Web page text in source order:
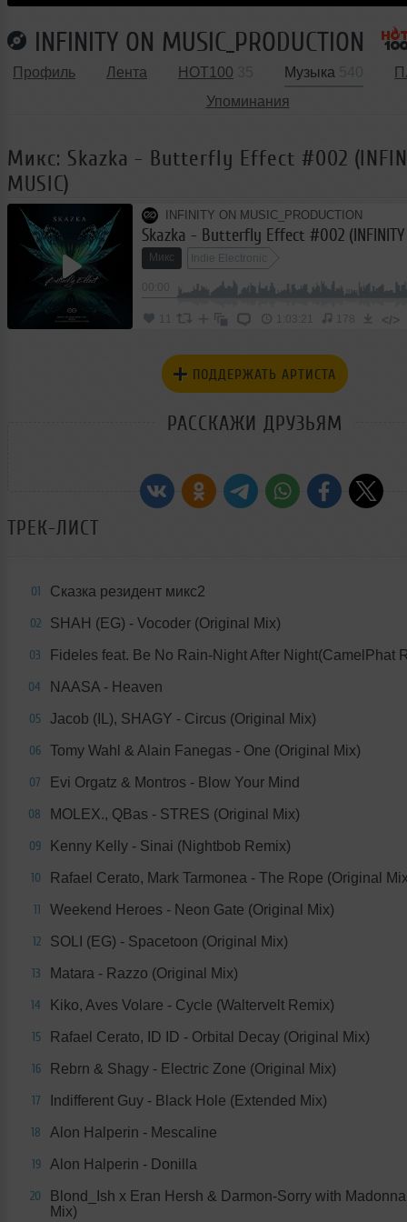
INFINITY ON MUSIC_PRODUCTION
Профиль Лента HOT100 Музыка
Упоминания
Микс: Skazka - Butterfly Effect #002
MUSIC)
INFINITY ON MUSIC_PRODUCTION
Skazka - Butterfly Effect #002 (INFINITY
Микс Indie Electronic
1:03:21 178 </>
ПОДДЕРЖАТЬ АРТИСТА
РАССКАЖИ ДРУЗЬЯМ
ТРЕК-ЛИСТ
01 Сказка резидент микс2
02 SHAH (EG) - Vocoder (Original Mix)
03 Fideles feat. Be No Rain-Night After Night(CamelPhat
04 NAASA - Heaven
05 Jacob (IL), SHAGY - Circus (Original Mix)
06 Tomy Wahl & Alain Fanegas - One (Original Mix)
07 Evi Orgatz & Montros - Blow Your Mind
08 MOLEX., QBas - STRES (Original Mix)
09 Kenny Kelly - Sinai (Nightbob Remix)
10 Rafael Cerato, Mark Tarmonea - The Rope (Original
11 Weekend Heroes - Neon Gate (Original Mix)
12 SOLI (EG) - Spacetoon (Original Mix)
13 Matara - Razzo (Original Mix)
14 Kiko, Aves Volare - Cycle (Waltervelt Remix)
15 Rafael Cerato, ID ID - Orbital Decay (Original Mix)
16 Rebrn & Shagy - Electric Zone (Original Mix)
17 Indifferent Guy - Black Hole (Extended Mix)
18 Alon Halperin - Mescaline
19 Alon Halperin - Donilla
20
Blond_Ish x Eran Hersh & Darmon-Sorry with
Mix)